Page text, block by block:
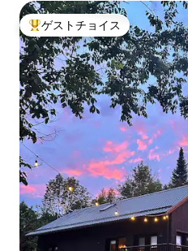
大好評のゲストチョイスです。
ゲストチョイス